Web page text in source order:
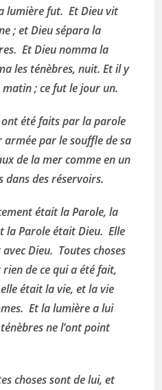
lumière fut. Et Dieu vit
; et Dieu sépara la
Et Dieu nomma la
les ténèbres, nuit. Et il y
; ce fut le jour un.
ont été faits par la parole
armée par le souffle de sa
de la mer comme en un
dans des réservoirs.
était la Parole, la
la Parole était Dieu. Elle
Dieu. Toutes choses
de ce qui a été fait,
était la vie, et la vie
Et la lumière a lui
ne l’ont point
choses sont de lui, et